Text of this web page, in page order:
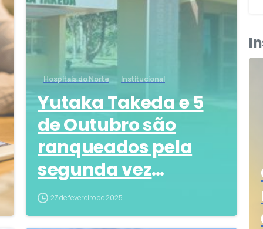
Hospitais do Norte Institucional
Yutaka Takeda e 5
de Outubro são
ranqueados pela
segunda vez
consecutiva entre os
melhores hospitais
27 de fevereiro de 2025